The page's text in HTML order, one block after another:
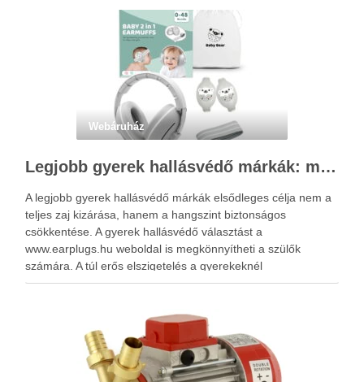
Webáruház
Legjobb gyerek hallásvédő márkák: mire figyeljenek a szülők választáskor?
A legjobb gyerek hallásvédő márkák elsődleges célja nem a
teljes zaj kizárása, hanem a hangszint biztonságos
csökkentése. A gyerek hallásvédő választást a
www.earplugs.hu weboldal is megkönnyítheti a szülők
számára. A túl erős elszigetelés a gyerekeknél
kényelmetlenséget, félelmet vagy dezorientáltságot is